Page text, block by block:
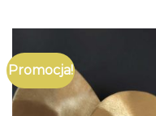
Promocja!